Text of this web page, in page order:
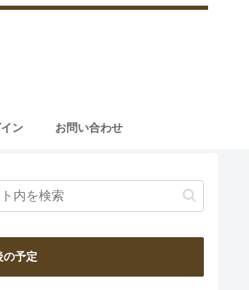
ン お問い合わせ
の予定